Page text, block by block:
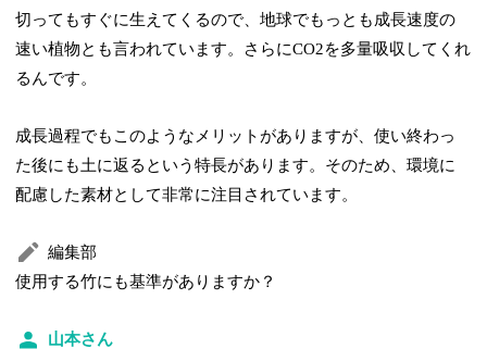
切ってもすぐに生えてくるので、地球でもっとも成長速度の
速い植物とも言われています。さらにCO2を多量吸収してくれ
るんです。
成長過程でもこのようなメリットがありますが、使い終わっ
た後にも土に返るという特長があります。そのため、環境に
配慮した素材として非常に注目されています。
編集部
使用する竹にも基準がありますか？
山本さん